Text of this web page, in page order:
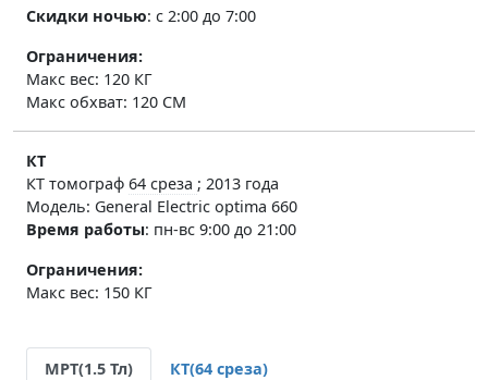
Скидки ночью: с 2:00 до 7:00
Ограничения:
Макс вес: 120 КГ
Макс обхват: 120 СМ
КТ
КТ томограф 64 среза ; 2013 года
Модель: General Electric optima 660
Время работы: пн-вс 9:00 до 21:00
Ограничения:
Макс вес: 150 КГ
МРТ(1.5 Тл) КТ(64 среза)